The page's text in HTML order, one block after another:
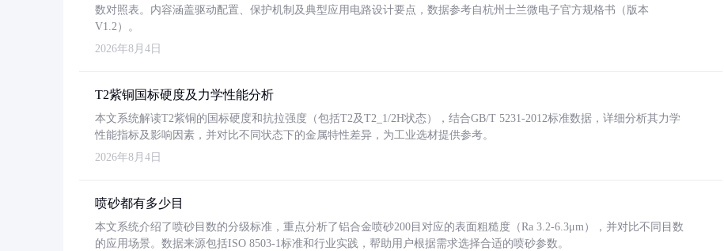
数对照表。内容涵盖驱动配置、保护机制及典型应用电路设计要点，数据参考自杭州士兰微电子官方规格书（版本
V1.2）。
2026年8月4日
T2紫铜国标硬度及力学性能分析
本文系统解读T2紫铜的国标硬度和抗拉强度（包括T2及T2_1/2H状态），结合GB/T 5231-2012标准数据，详细分析其力学
性能指标及影响因素，并对比不同状态下的金属特性差异，为工业选材提供参考。
2026年8月4日
喷砂都有多少目
本文系统介绍了喷砂目数的分级标准，重点分析了铝合金喷砂200目对应的表面粗糙度（Ra 3.2-6.3μm），并对比不同目数
的应用场景。数据来源包括ISO 8503-1标准和行业实践，帮助用户根据需求选择合适的喷砂参数。